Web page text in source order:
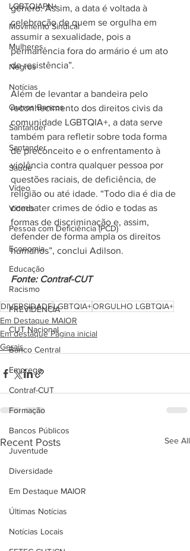
LGBTQIAPN+
Movimento Sindical
Mulheres
Negros
Notícias
Outros Bancos
Santander
Santander
Saúde
Vídeo
Vídeos
Pessoa com Deficiência (PCD)
Economia
Educação
Racismo
PREVIDÊNCIA
CUT Nacional
Banco Central
Emprego
Contraf-CUT
Formação
Bancos Públicos
Juventude
Diversidade
Em Destaque MAIOR
Últimas Notícias
Notícias Locais
gênero. Assim, a data é voltada à
celebração de quem se orgulha em
assumir a sexualidade, pois a
permanência fora do armário é um ato
de resistência”.
Além de levantar a bandeira pelo
reconhecimento dos direitos civis da
comunidade LGBTQIA+, a data serve
também para refletir sobre toda forma
de preconceito e o enfrentamento à
violência contra qualquer pessoa por
questões raciais, de deficiência, de
religião ou até idade. “Todo dia é dia de
combater crimes de ódio e todas as
formas de discriminação e, assim,
defender de forma ampla os direitos
humanos”, conclui Adilson.
Fonte: Contraf-CUT
DIVERSIDADELGBTQIA+ORGULHO LGBTQIA+
Em Destaque MAIOR
Em destaque Página inicial
Gerais
Recent Posts See All